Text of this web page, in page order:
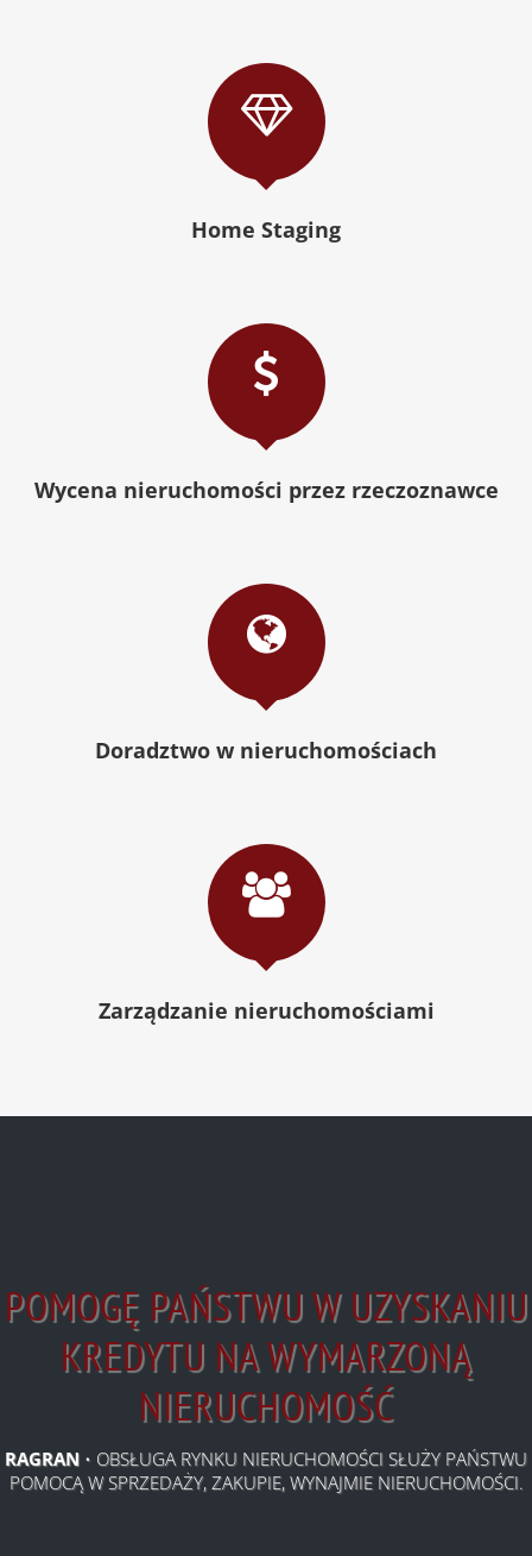
Home Staging
Wycena nieruchomości przez rzeczoznawce
Doradztwo w nieruchomościach
Zarządzanie nieruchomościami
POMOGĘ PAŃSTWU W UZYSKANIU
KREDYTU NA WYMARZONĄ
NIERUCHOMOŚĆ
RAGRAN • OBSŁUGA RYNKU NIERUCHOMOŚCI SŁUŻY PAŃSTWU
POMOCĄ W SPRZEDAŻY, ZAKUPIE, WYNAJMIE NIERUCHOMOŚCI.